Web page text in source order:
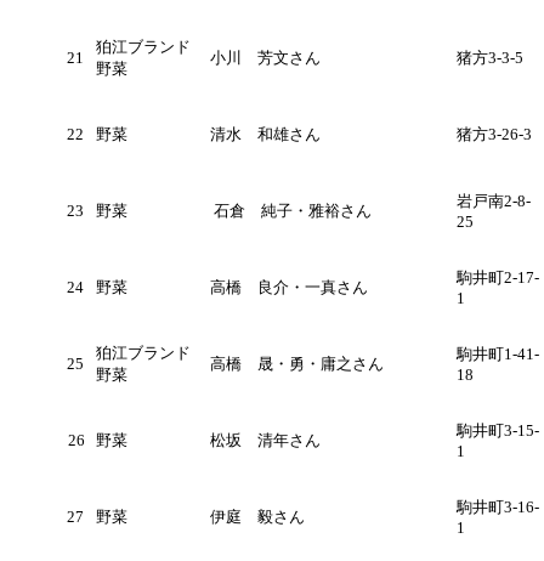
21
狛江ブランド
野菜
小川 芳文さん 猪方3-3-5
22 野菜 清水 和雄さん 猪方3-26-3
23 野菜 石倉 純子・雅裕さん
岩戸南2-8-
25
24 野菜 高橋 良介・一真さん
駒井町2-17-
1
25
狛江ブランド
野菜
高橋 晟・勇・庸之さん
駒井町1-41-
18
26 野菜 松坂 清年さん
駒井町3-15-
1
27 野菜 伊庭 毅さん
駒井町3-16-
1